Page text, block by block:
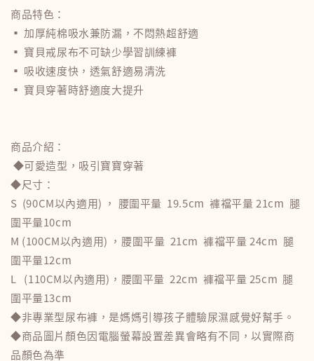
商品特色：
▪ 加厚純棉吸水兼防漏，不悶熱超舒適
▪ 寶貝戒尿布不可缺少學習訓練褲
▪ 吸收速度快，透氣舒適易清洗
▪ 寶貝穿著時舒適度大提升
商品介紹：
◆可愛造型，吸引寶寶穿著
◆尺寸：
S (90CM以內適用) ， 腰圍平量 19.5cm 褲襠平量 21cm 腿
圍平量10cm
M (100CM以內適用) ，腰圍平量 21cm 褲襠平量 24cm 腿
圍平量12cm
L (110CM以內適用)，腰圍平量 22cm 褲襠平量 25cm 腿
圍平量13cm
◆非專業型尿布褲，是媽媽引導孩子體驗尿濕感覺好幫手。
◆商品圖片顏色因電腦螢幕設置差異會略有不同，以實際商
品顏色為準